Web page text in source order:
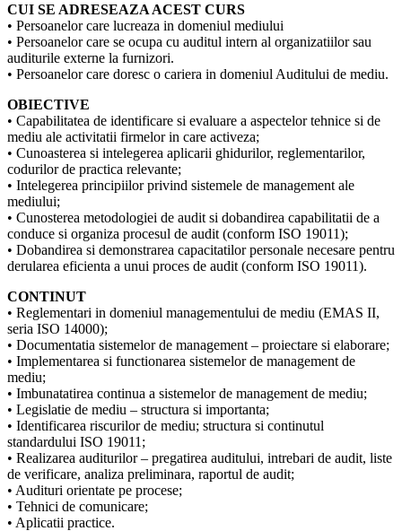
CUI SE ADRESEAZA ACEST CURS
• Persoanelor care lucreaza in domeniul mediului
• Persoanelor care se ocupa cu auditul intern al organizatiilor sau
auditurile externe la furnizori.
• Persoanelor care doresc o cariera in domeniul Auditului de mediu.
OBIECTIVE
• Capabilitatea de identificare si evaluare a aspectelor tehnice si de
mediu ale activitatii firmelor in care activeza;
• Cunoasterea si intelegerea aplicarii ghidurilor, reglementarilor,
codurilor de practica relevante;
• Intelegerea principiilor privind sistemele de management ale
mediului;
• Cunosterea metodologiei de audit si dobandirea capabilitatii de a
conduce si organiza procesul de audit (conform ISO 19011);
• Dobandirea si demonstrarea capacitatilor personale necesare pentru
derularea eficienta a unui proces de audit (conform ISO 19011).
CONTINUT
• Reglementari in domeniul managementului de mediu (EMAS II,
seria ISO 14000);
• Documentatia sistemelor de management – proiectare si elaborare;
• Implementarea si functionarea sistemelor de management de
mediu;
• Imbunatatirea continua a sistemelor de management de mediu;
• Legislatie de mediu – structura si importanta;
• Identificarea riscurilor de mediu; structura si continutul
standardului ISO 19011;
• Realizarea auditurilor – pregatirea auditului, intrebari de audit, liste
de verificare, analiza preliminara, raportul de audit;
• Audituri orientate pe procese;
• Tehnici de comunicare;
• Aplicatii practice.